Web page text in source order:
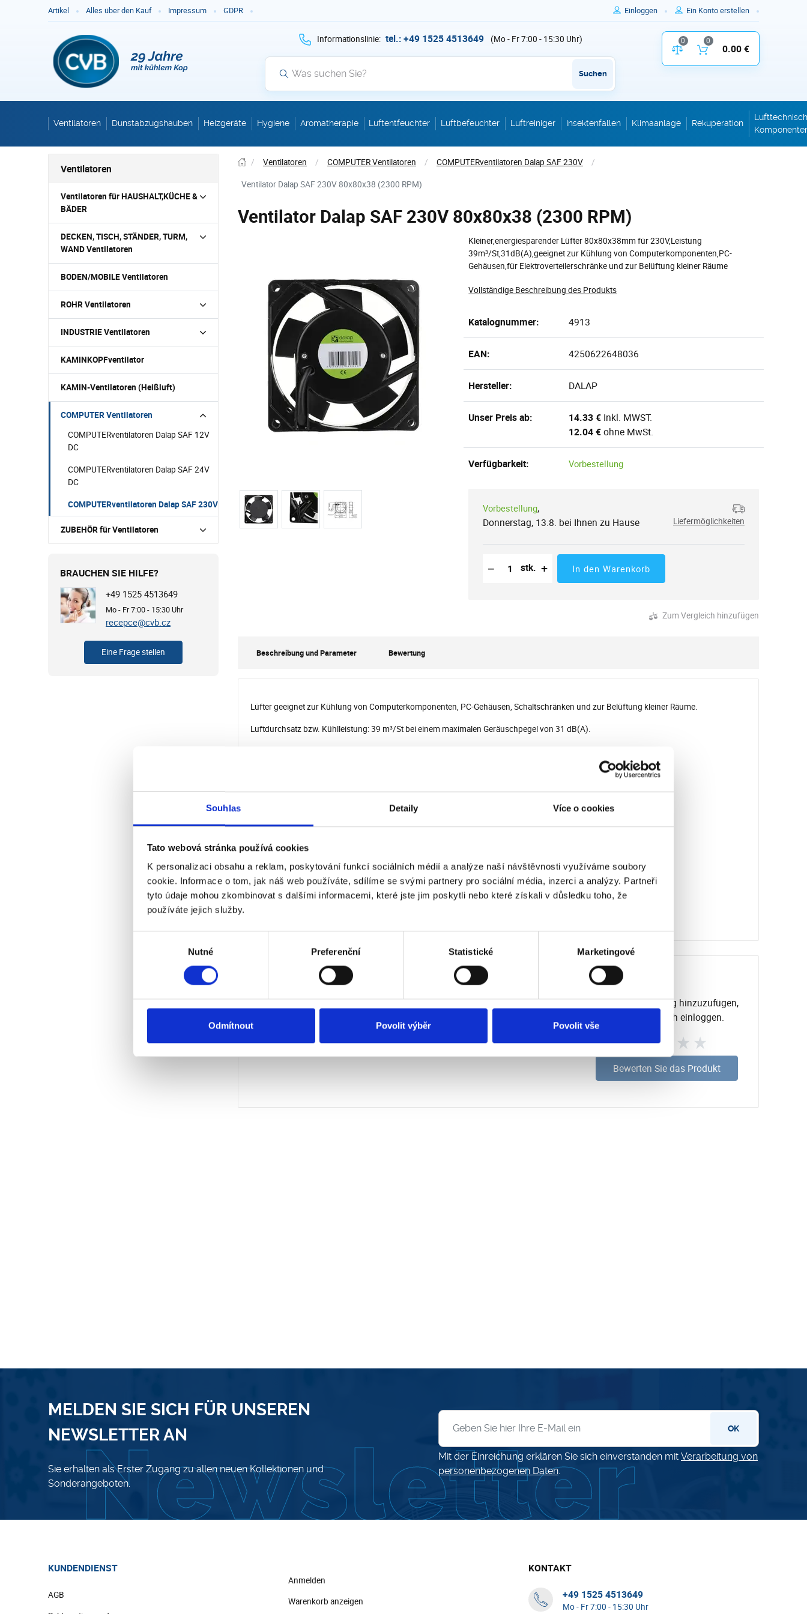
Souhlas Detaily Více o cookies
Tato webová stránka používá cookies
K personalizaci obsahu a reklam, poskytování funkcí sociálních médií a analýze naší návštěvnosti využíváme soubory
cookie. Informace o tom, jak náš web používáte, sdílíme se svými partnery pro sociální média, inzerci a analýzy. Partneři
tyto údaje mohou zkombinovat s dalšími informacemi, které jste jim poskytli nebo které získali v důsledku toho, že
používáte jejich služby.
Nutné Preferenční Statistické Marketingové
Odmítnout Povolit výběr Povolit vše
Artikel Alles über den Kauf Impressum GDPR Einloggen Ein Konto erstellen
Informationslinie: tel.: +49 1525 4513649 (Mo - Fr 7:00 - 15:30 Uhr)
Suchen
Vergleich der Produktparameter
0
Inhalt des
0
0.00 €
Ventilatoren Dunstabzugshauben Heizgeräte Hygiene Aromatherapie Luftentfeuchter Luftbefeuchter Luftreiniger Insektenfallen Klimaanlage Rekuperation
/ Ventilatoren / COMPUTER Ventilatoren / COMPUTERventilatoren Dalap SAF 230V /
Ventilator Dalap SAF 230V 80x80x38 (2300 RPM)
Ventilator Dalap SAF 230V 80x80x38 (2300 RPM)
Kleiner,energiesparender Lüfter 80x80x38mm für 230V,Leistung
39m³/St,31dB(A),geeignet zur Kühlung von Computerkomponenten,PC-
Gehäusen,für Elektroverteilerschränke und zur Belüftung kleiner Räume
Vollständige Beschreibung des Produkts
Katalognummer: 4913
EAN: 4250622648036
Hersteller: DALAP
Unser Preis ab: 14.33 € Inkl. MWST.
12.04 €ohne MwSt.
Verfügbarkeit: Vorbestellung
Vorbestellung,
Donnerstag, 13.8. bei Ihnen zu Hause
Liefermöglichkeiten
−
Reduzierung der Menge
Anzahl der Stücke
stk. + In den Warenkorb
Zum Vergleich hinzufügen
Beschreibung und Parameter Bewertung
Lüfter geeignet zur Kühlung von Computerkomponenten, PC-Gehäusen, Schaltschränken und zur Belüftung kleiner Räume.
Luftdurchsatz bzw. Kühlleistung: 39 m³/St bei einem maximalen Geräuschpegel von 31 dB(A).
Spannung: 230 V
Gewicht: 0,1 kg
Abmessungen: siehe Abbildung
Betriebstemperatur: -10 bis 80 °C
Farbe: Schwarz
Zertifizierung: CE
Bewertungen unserer Kunden
Dieses Produkt wurde noch nicht bewertet.
Um eine Bewertung hinzuzufügen,
müssen Sie sich einloggen.
Bewerten Sie das Produkt
Ventilatoren
Ventilatoren für HAUSHALT,KÜCHE &
BÄDER
DECKEN, TISCH, STÄNDER, TURM,
WAND Ventilatoren
BODEN/MOBILE Ventilatoren
ROHR Ventilatoren
INDUSTRIE Ventilatoren
KAMINKOPFventilator
KAMIN-Ventilatoren (Heißluft)
COMPUTER Ventilatoren
COMPUTERventilatoren Dalap SAF 12V
DC
COMPUTERventilatoren Dalap SAF 24V
DC
COMPUTERventilatoren Dalap SAF 230V
ZUBEHÖR für Ventilatoren
BRAUCHEN SIE HILFE?
+49 1525 4513649
Mo - Fr 7:00 - 15:30 Uhr
recepce@cvb.cz
Eine Frage stellen
MELDEN SIE SICH FÜR UNSEREN
NEWSLETTER AN
Sie erhalten als Erster Zugang zu allen neuen Kollektionen und
Sonderangeboten.
OK
Mit der Einreichung erklären Sie sich einverstanden mit Verarbeitung von
personenbezogenen Daten.
KUNDENDIENST
AGB
Anmelden
Warenkorb anzeigen
KONTAKT
+49 1525 4513649
Mo - Fr 7:00 - 15:30 Uhr